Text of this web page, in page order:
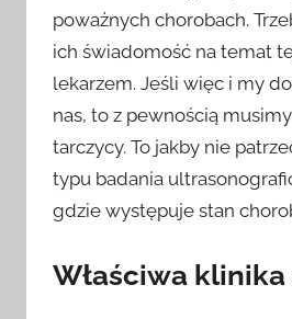
poważnych chorobach.
ich świadomość na temat
lekarzem. Jeśli więc i my
nas, to z pewnością
tarczycy. To jakby nie
typu badania
gdzie występuje stan
Właściwa